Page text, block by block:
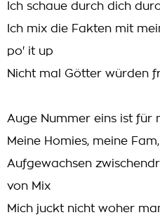
Ich schaue durch dich
Ich mix die Fakten mit
po' it up
Nicht mal Götter würden
Auge Nummer eins ist für
Meine Homies, meine
Aufgewachsen
von Mix
Mich juckt nicht woher